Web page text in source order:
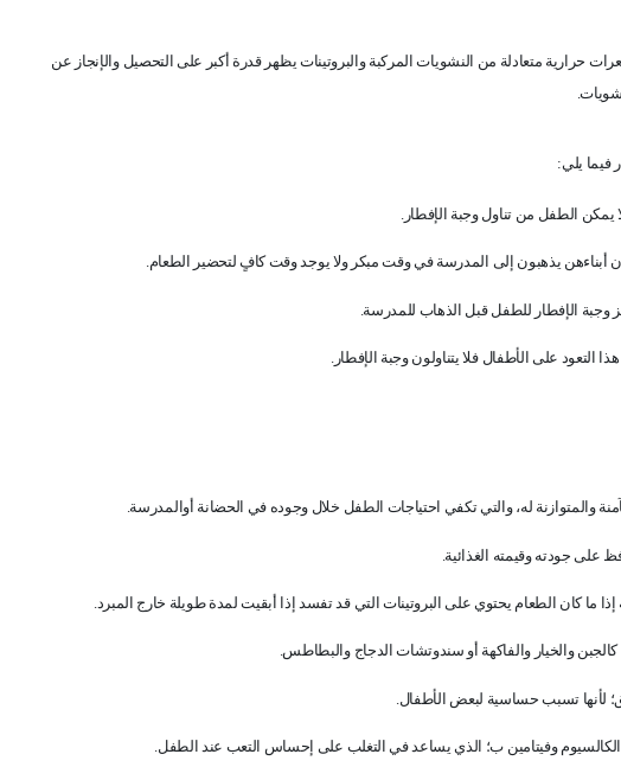
حرارية متعادلة من النشويات المركبة والبروتينات يظهر قدرة أكبر على التحصيل والإنجاز عن
.
فيما يلي:
يمكن الطفل من تناول وجبة الإفطار.
أبناءهن يذهبون إلى المدرسة في وقت مبكر ولا يوجد وقت كافٍ لتحضير الطعام.
وجبة الإفطار للطفل قبل الذهاب للمدرسة
على الأطفال فلا يتناولون وجبة الإفطار
والمتوازنة له، والتي تكفي احتياجات الطفل خلال وجوده في الحضانة أوالمدرسة.
على جودته وقيمته الغذائية
ما كان الطعام يحتوي على البروتينات التي قد تفسد إذا أبقيت لمدة طويلة خارج المبرد
كالجبن والخيار والفاكهة أو سندوتشات الدجاج والبطاطس.
لأنها تسبب حساسية لبعض الأطفال
الكالسيوم وفيتامين ب؛ الذي يساعد في التغلب على إحساس التعب عند الطفل